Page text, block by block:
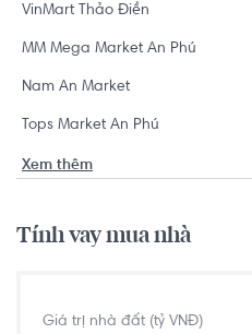
VinMart Thảo Điền
MM Mega Market An Phú
Nam An Market
Tops Market An Phú
Xem thêm
Tính vay mua nhà
Giá trị nhà đất (tỷ VNĐ)